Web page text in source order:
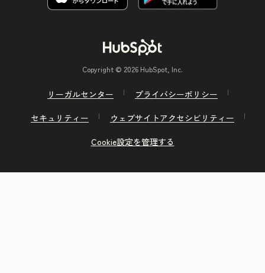
Copyright © 2026 HubSpot, Inc.
リーガルセンター
プライバシーポリシー
セキュリティー
ウェブサイトアクセシビリティー
Cookie設定を管理する